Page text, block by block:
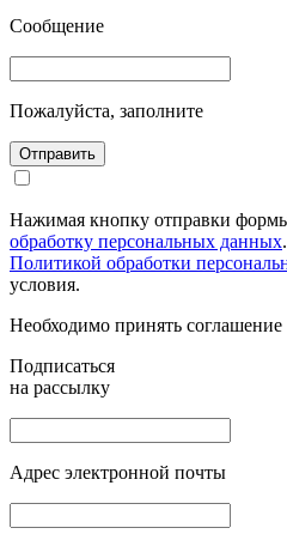
Сообщение
Пожалуйста, заполните
Отправить
Нажимая кнопку отправки
обработку персональных данных
Политикой обработки
условия.
Необходимо принять соглашение
Подписаться
на рассылку
Адрес электронной почты